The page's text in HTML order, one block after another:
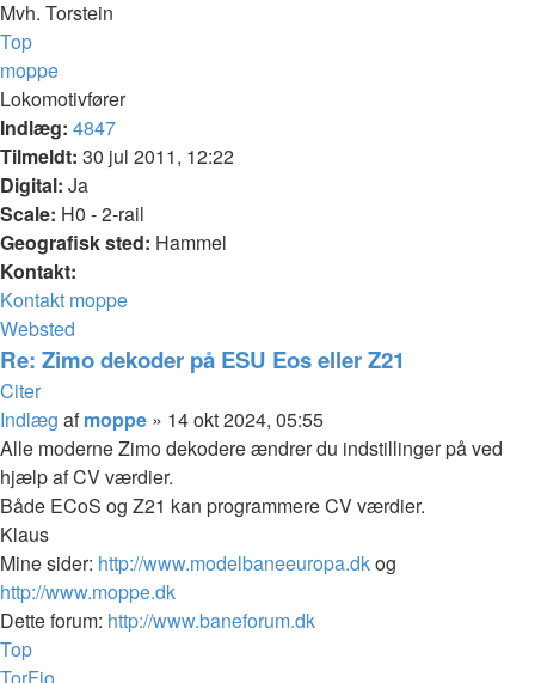
Mvh. Torstein
Top
moppe
Lokomotivfører
Indlæg: 4847
Tilmeldt: 30 jul 2011, 12:22
Digital: Ja
Scale: H0 - 2-rail
Geografisk sted: Hammel
Kontakt:
Kontakt moppe
Websted
Re: Zimo dekoder på ESU Eos eller Z21
Citer
Indlæg afmoppe » 14 okt 2024, 05:55
Alle moderne Zimo dekodere ændrer du indstillinger på ved
hjælp af CV værdier.
Både ECoS og Z21 kan programmere CV værdier.
Klaus
Mine sider: http://www.modelbaneeuropa.dkog
http://www.moppe.dk
Dette forum: http://www.baneforum.dk
Top